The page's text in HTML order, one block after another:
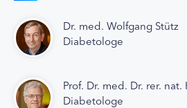
Dr. med. Wolfgang Stütz
Diabetologe
Prof. Dr. med. Dr. rer. nat.
Diabetologe